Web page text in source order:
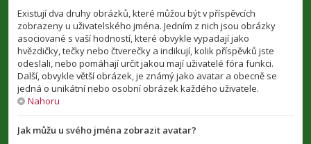
Existují dva druhy obrázků, které můžou být v příspěvcích
zobrazeny u uživatelského jména. Jedním z nich jsou obrázky
asociované s vaší hodností, které obvykle vypadají jako
hvězdičky, tečky nebo čtverečky a indikují, kolik příspěvků jste
odeslali, nebo pomáhají určit jakou mají uživatelé fóra funkci.
Další, obvykle větší obrázek, je známý jako avatar a obecně se
jedná o unikátní nebo osobní obrázek každého uživatele.
Nahoru
Jak můžu u svého jména zobrazit avatar?